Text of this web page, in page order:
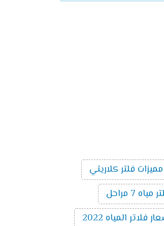
مميزات فلتر كلاريتي
7 مراحل
فلاتر المياه 2022